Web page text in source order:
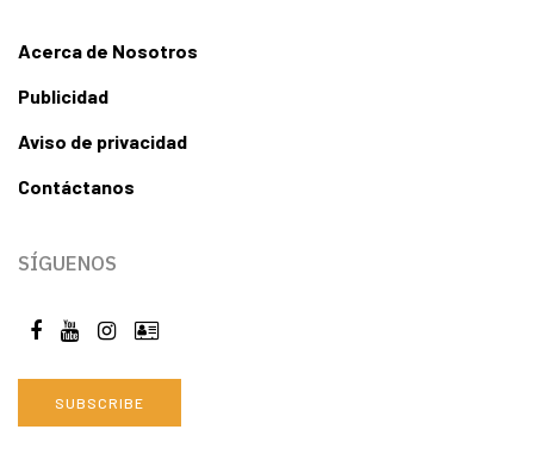
Acerca de Nosotros
Publicidad
Aviso de privacidad
Contáctanos
SÍGUENOS
SUBSCRIBE